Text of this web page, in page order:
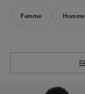
Femme Homme